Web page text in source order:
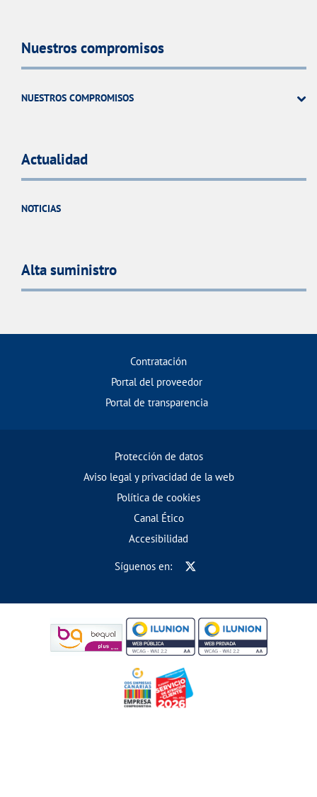
Nuestros compromisos
NUESTROS COMPROMISOS
Actualidad
NOTICIAS
Alta suministro
Contratación
Portal del proveedor
Portal de transparencia
Protección de datos
Aviso legal y privacidad de la web
Política de cookies
Canal Ético
Accesibilidad
Síguenos en: